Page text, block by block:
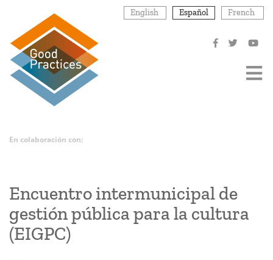
contenido
principal
English Español French
En colaboración con:
Encuentro intermunicipal de
gestión pública para la cultura
(EIGPC)